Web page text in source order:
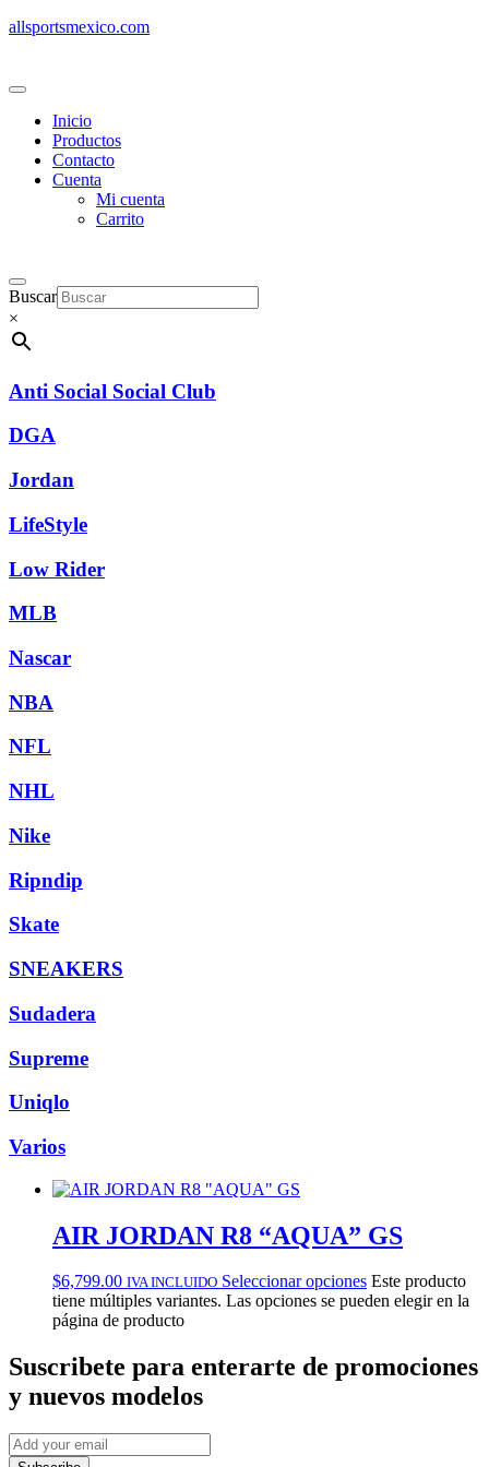
allsportsmexico.com
Inicio
Productos
Contacto
Cuenta
Mi cuenta
Carrito
Buscar
×
Anti Social Social Club
DGA
Jordan
LifeStyle
Low Rider
MLB
Nascar
NBA
NFL
NHL
Nike
Ripndip
Skate
SNEAKERS
Sudadera
Supreme
Uniqlo
Varios
AIR JORDAN R8 “AQUA” GS
$6,799.00 IVA INCLUIDO Seleccionar opciones Este producto
tiene múltiples variantes. Las opciones se pueden elegir en la
página de producto
Suscribete para enterarte de promociones
y nuevos modelos